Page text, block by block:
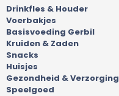
Drinkfles & Houder
Voerbakjes
Basisvoeding Gerbil
Kruiden & Zaden
Snacks
Huisjes
Gezondheid & Verzorging
Speelgoed